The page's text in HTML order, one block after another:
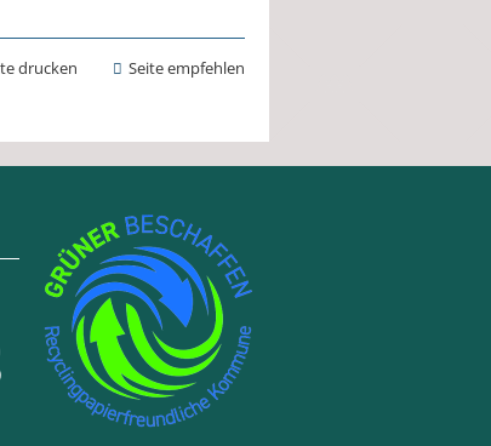
drucken Seite empfehlen